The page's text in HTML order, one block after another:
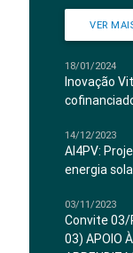
VER
18/01/2024
Inovação
14/12/2023
AI4PV:
energia
03/11/2023
Convite 03/
03) APOIO